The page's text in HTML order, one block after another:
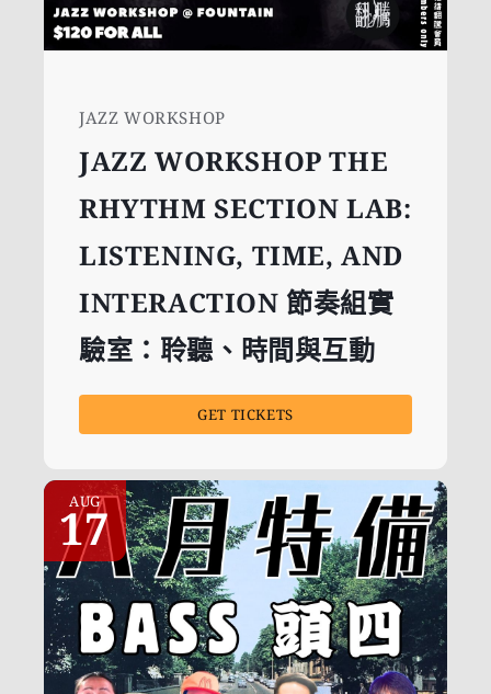
JAZZ WORKSHOP
JAZZ WORKSHOP THE
RHYTHM SECTION LAB:
LISTENING, TIME, AND
INTERACTION 節奏組實
驗室：聆聽、時間與互動
GET TICKETS
AUG
17